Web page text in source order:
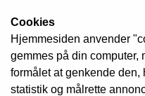
Cookies
Hjemmesiden anvender
gemmes på din computer,
formålet at genkende
statistik og målrette